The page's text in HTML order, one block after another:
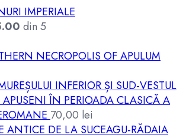
IMPERIALE
din 5
NECROPOLIS OF APULUM
INFERIOR ȘI SUD-VESTUL
APUSENI ÎN PERIOADA CLASICĂ A
70,00 lei
ANTICE DE LA SUCEAGU-RĂDAIA